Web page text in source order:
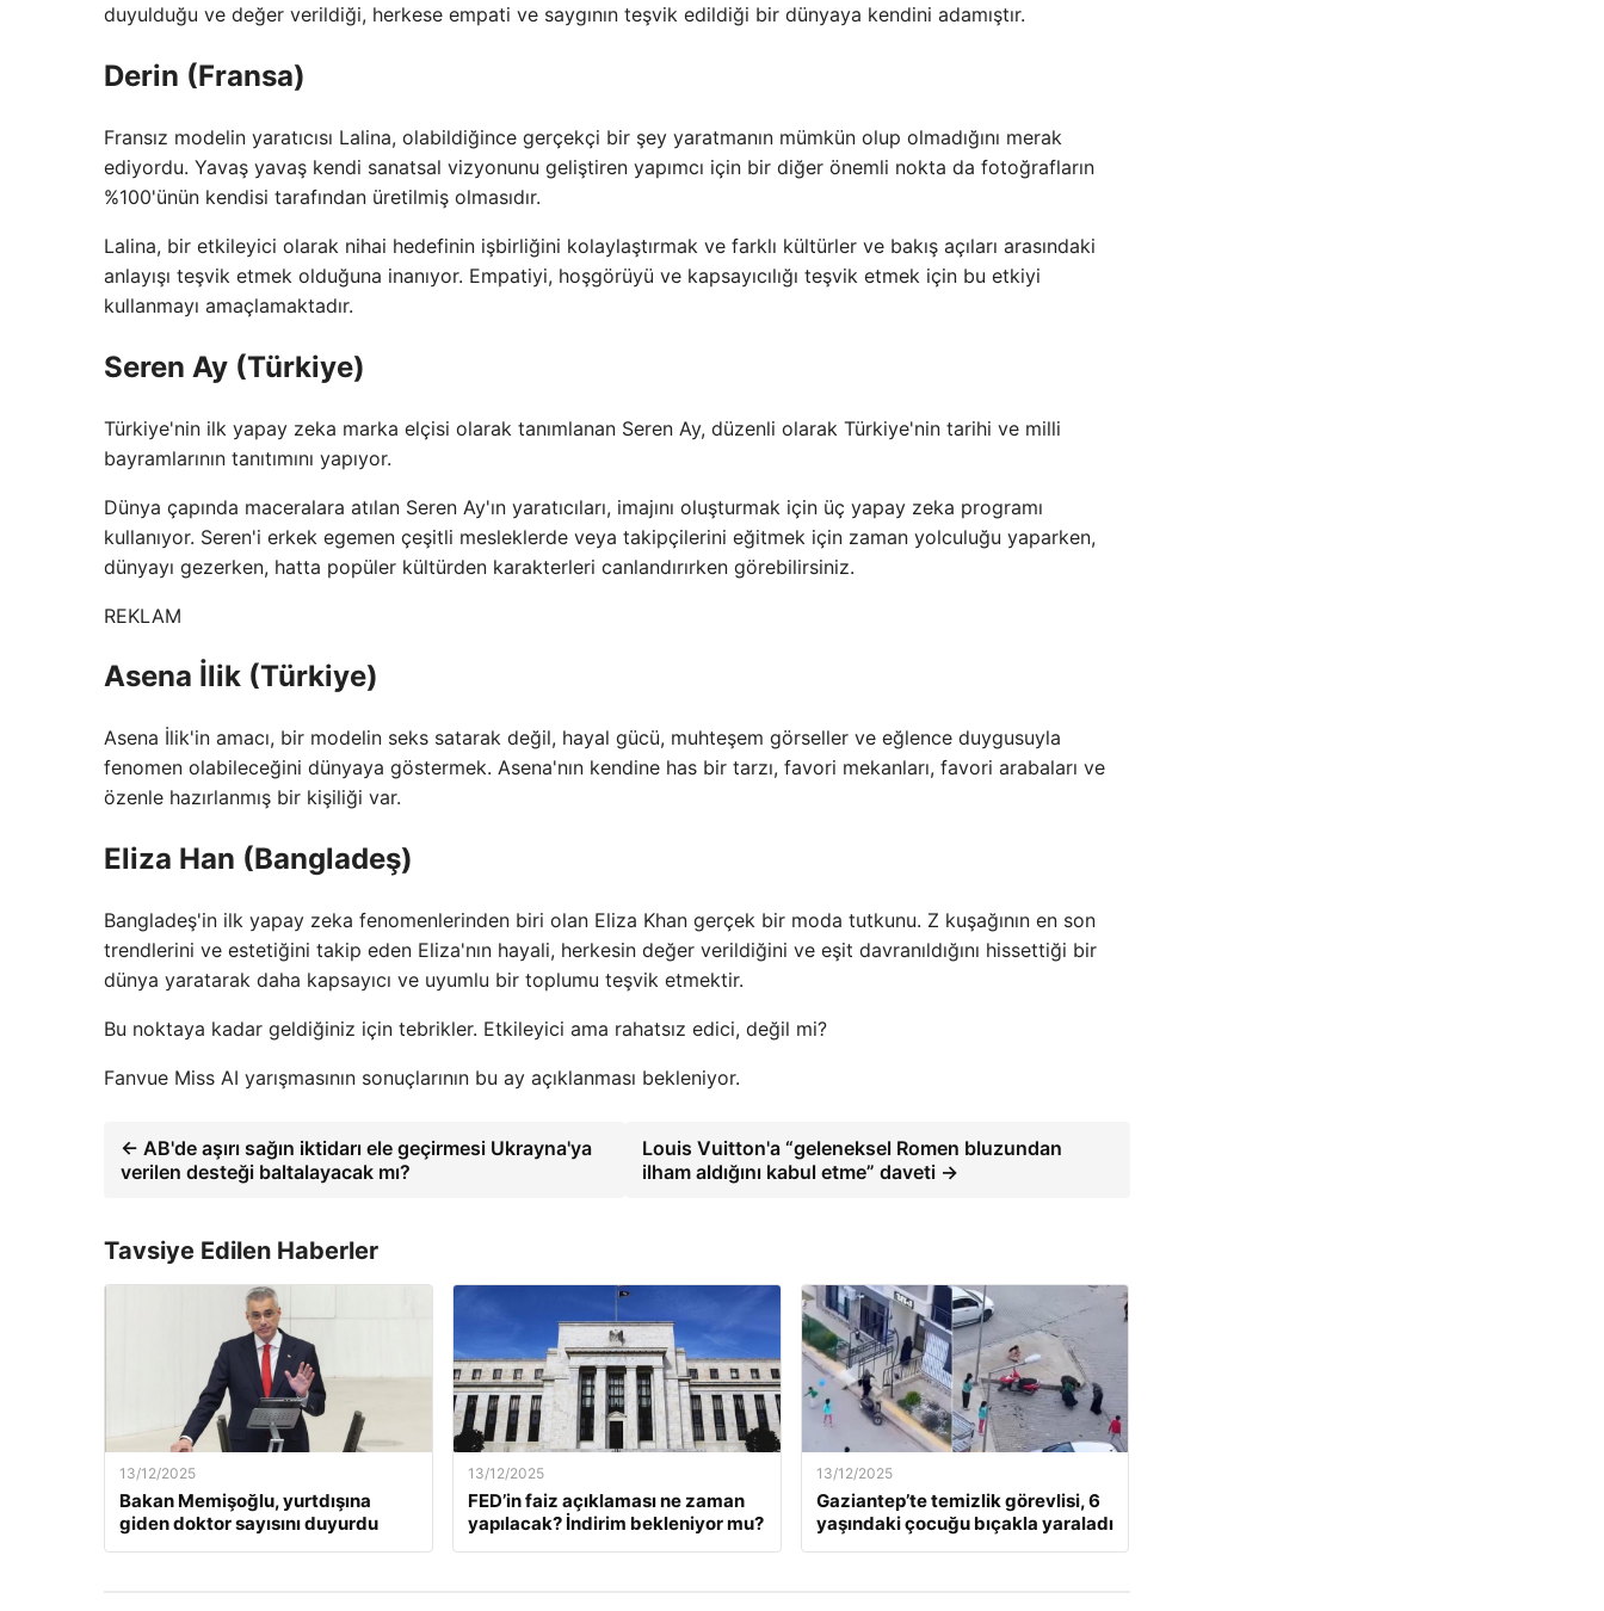
duyulduğu ve değer verildiği, herkese empati ve saygının teşvik edildiği bir dünyaya kendini adamıştır.
Derin (Fransa)
Fransız modelin yaratıcısı Lalina, olabildiğince gerçekçi bir şey yaratmanın mümkün olup olmadığını merak
ediyordu. Yavaş yavaş kendi sanatsal vizyonunu geliştiren yapımcı için bir diğer önemli nokta da fotoğrafların
%100'ünün kendisi tarafından üretilmiş olmasıdır.
Lalina, bir etkileyici olarak nihai hedefinin işbirliğini kolaylaştırmak ve farklı kültürler ve bakış açıları arasındaki
anlayışı teşvik etmek olduğuna inanıyor. Empatiyi, hoşgörüyü ve kapsayıcılığı teşvik etmek için bu etkiyi
kullanmayı amaçlamaktadır.
Seren Ay (Türkiye)
Türkiye'nin ilk yapay zeka marka elçisi olarak tanımlanan Seren Ay, düzenli olarak Türkiye'nin tarihi ve milli
bayramlarının tanıtımını yapıyor.
Dünya çapında maceralara atılan Seren Ay'ın yaratıcıları, imajını oluşturmak için üç yapay zeka programı
kullanıyor. Seren'i erkek egemen çeşitli mesleklerde veya takipçilerini eğitmek için zaman yolculuğu yaparken,
dünyayı gezerken, hatta popüler kültürden karakterleri canlandırırken görebilirsiniz.
REKLAM
Asena İlik (Türkiye)
Asena İlik'in amacı, bir modelin seks satarak değil, hayal gücü, muhteşem görseller ve eğlence duygusuyla
fenomen olabileceğini dünyaya göstermek. Asena'nın kendine has bir tarzı, favori mekanları, favori arabaları ve
özenle hazırlanmış bir kişiliği var.
Eliza Han (Bangladeş)
Bangladeş'in ilk yapay zeka fenomenlerinden biri olan Eliza Khan gerçek bir moda tutkunu. Z kuşağının en son
trendlerini ve estetiğini takip eden Eliza'nın hayali, herkesin değer verildiğini ve eşit davranıldığını hissettiği bir
dünya yaratarak daha kapsayıcı ve uyumlu bir toplumu teşvik etmektir.
Bu noktaya kadar geldiğiniz için tebrikler. Etkileyici ama rahatsız edici, değil mi?
Fanvue Miss AI yarışmasının sonuçlarının bu ay açıklanması bekleniyor.
← AB'de aşırı sağın iktidarı ele geçirmesi Ukrayna'ya
verilen desteği baltalayacak mı?
Louis Vuitton'a “geleneksel Romen bluzundan
ilham aldığını kabul etme” daveti →
Tavsiye Edilen Haberler
13/12/2025
Bakan Memişoğlu, yurtdışına
giden doktor sayısını duyurdu
13/12/2025
FED’in faiz açıklaması ne zaman
yapılacak? İndirim bekleniyor mu?
13/12/2025
Gaziantep’te temizlik görevlisi, 6
yaşındaki çocuğu bıçakla yaraladı